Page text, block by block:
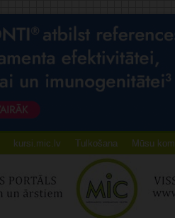
kursi.mic.lv Tulkošana Mūsu